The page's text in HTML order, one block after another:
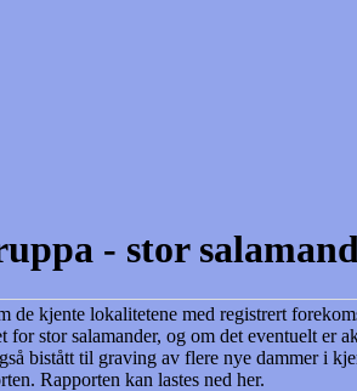
- stor
de kjente lokalitetene med registrert
stor salamander, og om det eventuelt er
bistått til graving av flere nye dammer i
Rapporten kan lastes ned her.